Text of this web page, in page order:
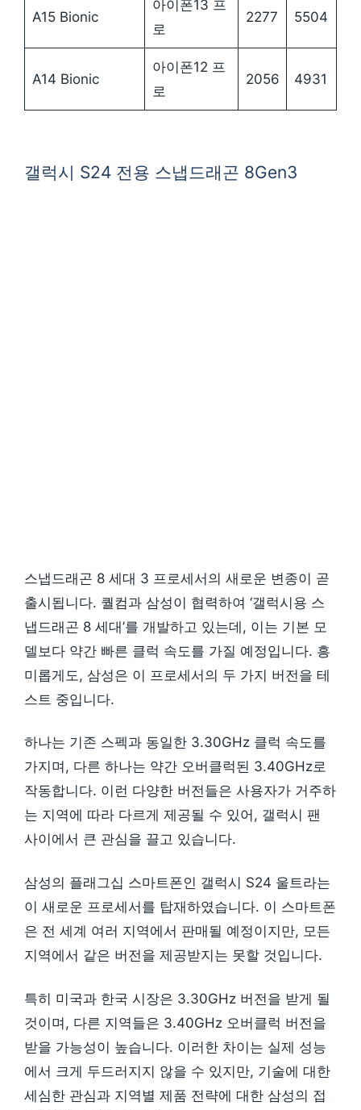
A15 Bionic
아이폰13 프
로
2277 5504
A14 Bionic
아이폰12 프
로
2056 4931
갤럭시 S24 전용 스냅드래곤 8Gen3
스냅드래곤 8 세대 3 프로세서의 새로운 변종이 곧
출시됩니다. 퀄컴과 삼성이 협력하여 ‘갤럭시용 스
냅드래곤 8 세대’를 개발하고 있는데, 이는 기본 모
델보다 약간 빠른 클럭 속도를 가질 예정입니다. 흥
미롭게도, 삼성은 이 프로세서의 두 가지 버전을 테
스트 중입니다.
하나는 기존 스펙과 동일한 3.30GHz 클럭 속도를
가지며, 다른 하나는 약간 오버클럭된 3.40GHz로
작동합니다. 이런 다양한 버전들은 사용자가 거주하
는 지역에 따라 다르게 제공될 수 있어, 갤럭시 팬
사이에서 큰 관심을 끌고 있습니다.
삼성의 플래그십 스마트폰인 갤럭시 S24 울트라는
이 새로운 프로세서를 탑재하였습니다. 이 스마트폰
은 전 세계 여러 지역에서 판매될 예정이지만, 모든
지역에서 같은 버전을 제공받지는 못할 것입니다.
특히 미국과 한국 시장은 3.30GHz 버전을 받게 될
것이며, 다른 지역들은 3.40GHz 오버클럭 버전을
받을 가능성이 높습니다. 이러한 차이는 실제 성능
에서 크게 두드러지지 않을 수 있지만, 기술에 대한
세심한 관심과 지역별 제품 전략에 대한 삼성의 접